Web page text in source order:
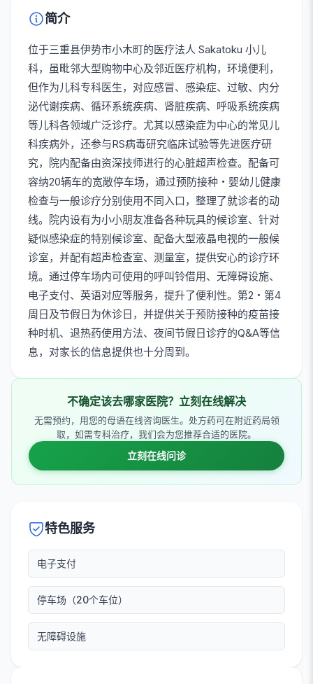
简介
位于三重县伊势市小木町的医疗法人 Sakatoku 小儿
科，虽毗邻大型购物中心及邻近医疗机构，环境便利，
但作为儿科专科医生，对应感冒、感染症、过敏、内分
泌代谢疾病、循环系统疾病、肾脏疾病、呼吸系统疾病
等儿科各领域广泛诊疗。尤其以感染症为中心的常见儿
科疾病外，还参与RS病毒研究临床试验等先进医疗研
究，院内配备由资深技师进行的心脏超声检查。配备可
容纳20辆车的宽敞停车场，通过预防接种・婴幼儿健康
检查与一般诊疗分别使用不同入口，整理了就诊者的动
线。院内设有为小小朋友准备各种玩具的候诊室、针对
疑似感染症的特别候诊室、配备大型液晶电视的一般候
诊室，并配有超声检查室、测量室，提供安心的诊疗环
境。通过停车场内可使用的呼叫铃借用、无障碍设施、
电子支付、英语对应等服务，提升了便利性。第2・第4
周日及节假日为休诊日，并提供关于预防接种的疫苗接
种时机、退热药使用方法、夜间节假日诊疗的Q&A等信
息，对家长的信息提供也十分周到。
不确定该去哪家医院？立刻在线解决
无需预约，用您的母语在线咨询医生。处方药可在附近药局领
取，如需专科治疗，我们会为您推荐合适的医院。
立刻在线问诊
特色服务
电子支付
停车场（20个车位）
无障碍设施